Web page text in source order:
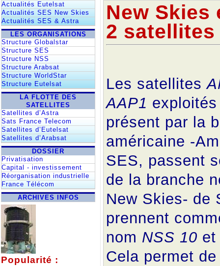
Actualités Eutelsat
Actualités SES New Skies
Actualités SES & Astra
LES ORGANISATIONS
Structure Globalstar
Structure SES
Structure NSS
Structure Arabsat
Structure WorldStar
Structure Eutelsat
LA FLOTTE DES
SATELLITES
Satellites d’Astra
Sats France Telecom
Satellites d’Eutelsat
Satellites d’Arabsat
DOSSIER
Privatisation
Capital - investissement
Réorganisation industrielle
France Télécom
ARCHIVES INFOS
Popularité :
New
2
Les satellites
AAP1 exploités
présent par la
américaine -
SES, passent
de la branche
New Skies- de
prennent
nom NSS 10
Cela permet